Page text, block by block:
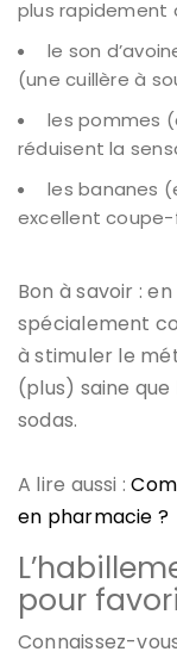
plus rapidement
le son
(une cuillère à
les pommes
réduisent la
les bananes
excellent
Bon à savoir :
spécialement
à stimuler le
(plus) saine que
sodas.
A lire aussi :
en pharmacie ?
pour
Connaissez-